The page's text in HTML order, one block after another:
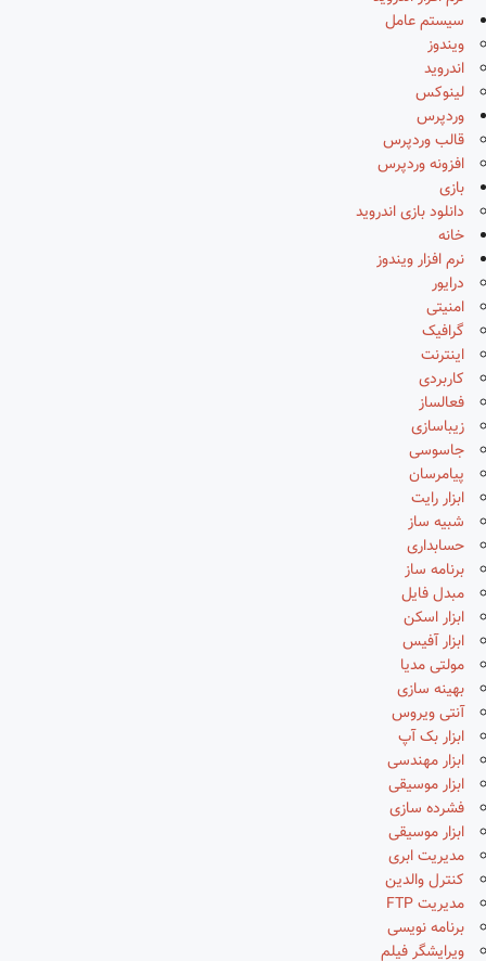
سیستم عامل
ویندوز
اندروید
لینوکس
وردپرس
قالب وردپرس
افزونه وردپرس
بازی
دانلود بازی اندروید
خانه
نرم افزار ویندوز
درایور
امنیتی
گرافیک
اینترنت
کاربردی
فعالساز
زیباسازی
جاسوسی
پیامرسان
ابزار رایت
شبیه ساز
حسابداری
برنامه ساز
مبدل فایل
ابزار اسکن
ابزار آفیس
مولتی مدیا
بهینه سازی
آنتی ویروس
ابزار بک آپ
ابزار مهندسی
ابزار موسیقی
فشرده سازی
ابزار موسیقی
مدیریت ابری
کنترل والدین
مدیریت FTP
برنامه نویسی
ویرایشگر فیلم